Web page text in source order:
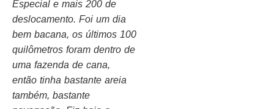
Especial e mais 200 de
deslocamento. Foi um dia
bem bacana, os últimos 100
quilômetros foram dentro de
uma fazenda de cana,
então tinha bastante areia
também, bastante